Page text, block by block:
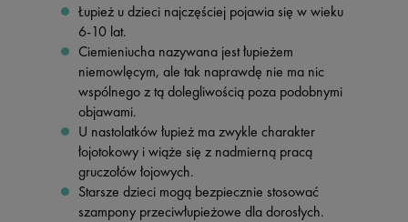
Łupież u dzieci najczęściej pojawia się w wieku
6-10 lat.
Ciemieniucha nazywana jest łupieżem
niemowlęcym, ale tak naprawdę nie ma nic
wspólnego z tą dolegliwością poza podobnymi
objawami.
U nastolatków łupież ma zwykle charakter
łojotokowy i wiąże się z nadmierną pracą
gruczołów łojowych.
Starsze dzieci mogą bezpiecznie stosować
szampony przeciwłupieżowe dla dorosłych.